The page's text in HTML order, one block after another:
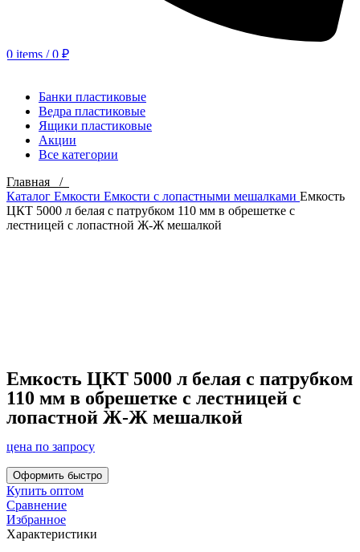
0 items / 0 ₽
Банки пластиковые
Ведра пластиковые
Ящики пластиковые
Акции
Все категории
Главная /
Каталог Емкости Емкости с лопастными мешалками Емкость
ЦКТ 5000 л белая с патрубком 110 мм в обрешетке с
лестницей с лопастной Ж-Ж мешалкой
Емкость ЦКТ 5000 л белая с патрубком
110 мм в обрешетке с лестницей с
лопастной Ж-Ж мешалкой
цена по запросу
Оформить быстро
Купить оптом
Сравнение
Избранное
Характеристики